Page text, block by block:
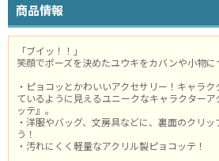
商品情報
「ブイッ！！」
笑顔でポーズを決めたユウキをカバンや小物に
・ピョコッとかわいいアクセサリー！キャラ
ているように見えるユニークなキャラクター
ッテ』。
・洋服やバッグ、文房具などに、裏面のクリ
う！
・汚れにくく軽量なアクリル製ピョコッテ！